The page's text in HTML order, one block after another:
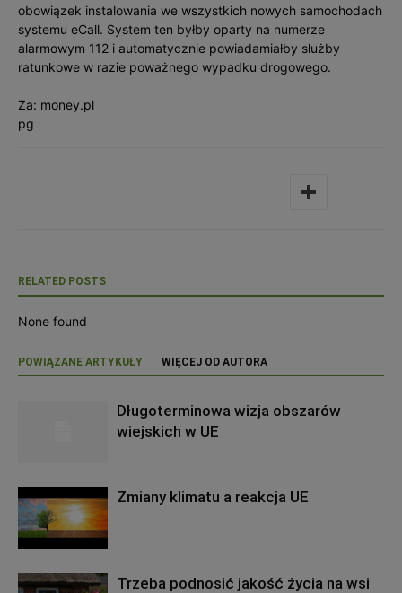
obowiązek instalowania we wszystkich nowych samochodach
systemu eCall. System ten byłby oparty na numerze
alarmowym 112 i automatycznie powiadamiałby służby
ratunkowe w razie poważnego wypadku drogowego.
Za: money.pl
pg
RELATED POSTS
None found
POWIĄZANE ARTYKUŁY WIĘCEJ OD AUTORA
Długoterminowa wizja obszarów
wiejskich w UE
Zmiany klimatu a reakcja UE
Trzeba podnosić jakość życia na wsi